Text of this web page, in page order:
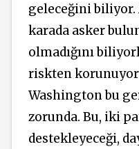
geleceğini biliyor.
karada asker
olmadığını
riskten
Washington bu
zorunda. Bu, iki
destekleyeceği,